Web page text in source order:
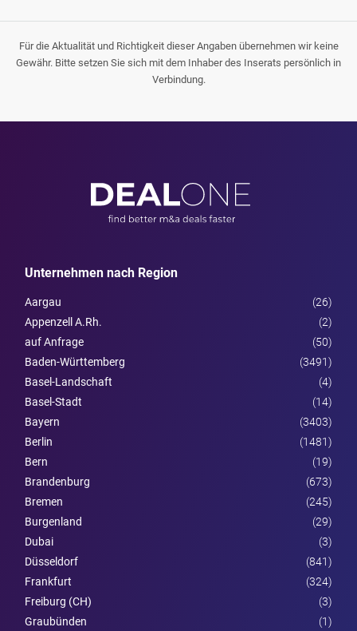
Für die Aktualität und Richtigkeit dieser Angaben übernehmen wir keine
Gewähr. Bitte setzen Sie sich mit dem Inhaber des Inserats persönlich in
Verbindung.
Unternehmen nach Region
Aargau
(26)
Appenzell A.Rh.
(2)
auf Anfrage
(50)
Baden-Württemberg
(3491)
Basel-Landschaft
(4)
Basel-Stadt
(14)
Bayern
(3403)
Berlin
(1481)
Bern
(19)
Brandenburg
(673)
Bremen
(245)
Burgen­land
(29)
Dubai
(3)
Düsseldorf
(841)
Frankfurt
(324)
Freiburg (CH)
(3)
Graubünden
(1)